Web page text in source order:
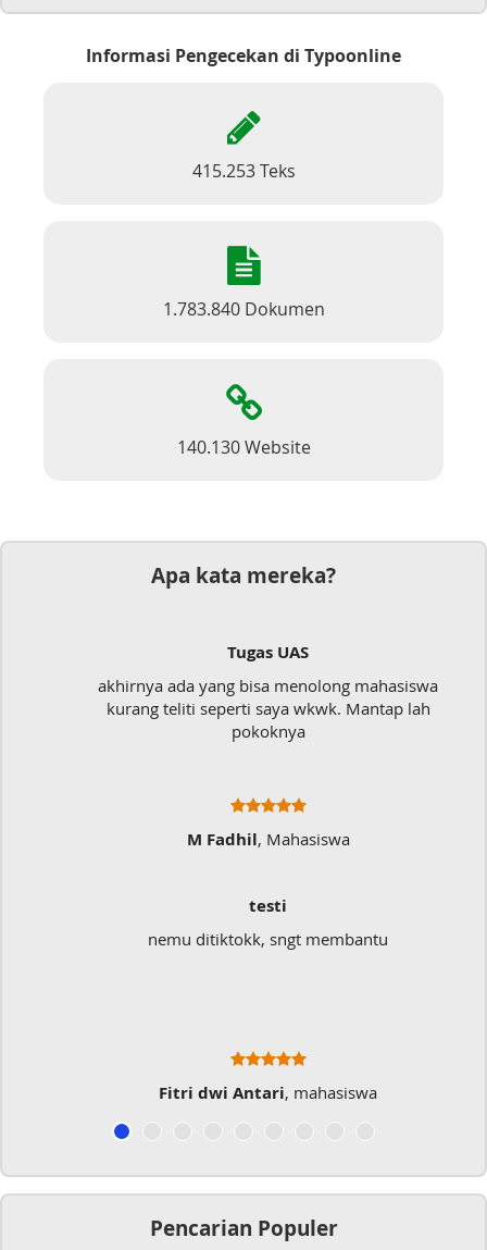
Informasi Pengecekan di Typoonline
415.253 Teks
1.783.840 Dokumen
140.130 Website
Apa kata mereka?
Tugas UAS
akhirnya ada yang bisa menolong mahasiswa
kurang teliti seperti saya wkwk. Mantap lah
pokoknya
M Fadhil, Mahasiswa
testi
nemu ditiktokk, sngt membantu
Fitri dwi Antari, mahasiswa
Pencarian Populer